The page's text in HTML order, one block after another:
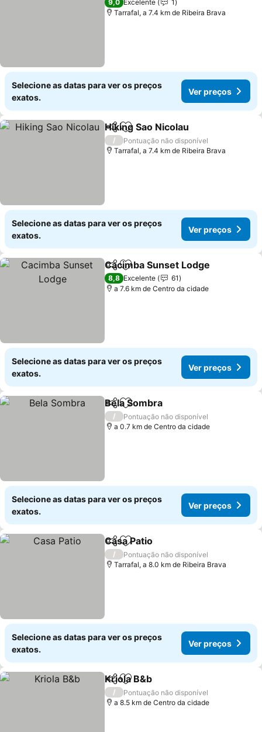
9,0 Excelente
1
Tarrafal, a 7.4 km de Ribeira Brava
Selecione as datas para ver os preços
exatos.
Ver preços
PartilharAdicionar aos favoritos
Hiking Sao Nicolau
/
Pontuação não disponível
Tarrafal, a 7.4 km de Ribeira Brava
Selecione as datas para ver os preços
exatos.
Ver preços
PartilharAdicionar aos favoritos
Cacimba Sunset Lodge
8,8 Excelente
61
a 7.6 km de Centro da cidade
Selecione as datas para ver os preços
exatos.
Ver preços
PartilharAdicionar aos favoritos
Bela Sombra
/
Pontuação não disponível
a 0.7 km de Centro da cidade
Selecione as datas para ver os preços
exatos.
Ver preços
PartilharAdicionar aos favoritos
Casa Patio
/
Pontuação não disponível
Tarrafal, a 8.0 km de Ribeira Brava
Selecione as datas para ver os preços
exatos.
Ver preços
PartilharAdicionar aos favoritos
Kriola B&b
/
Pontuação não disponível
a 8.5 km de Centro da cidade